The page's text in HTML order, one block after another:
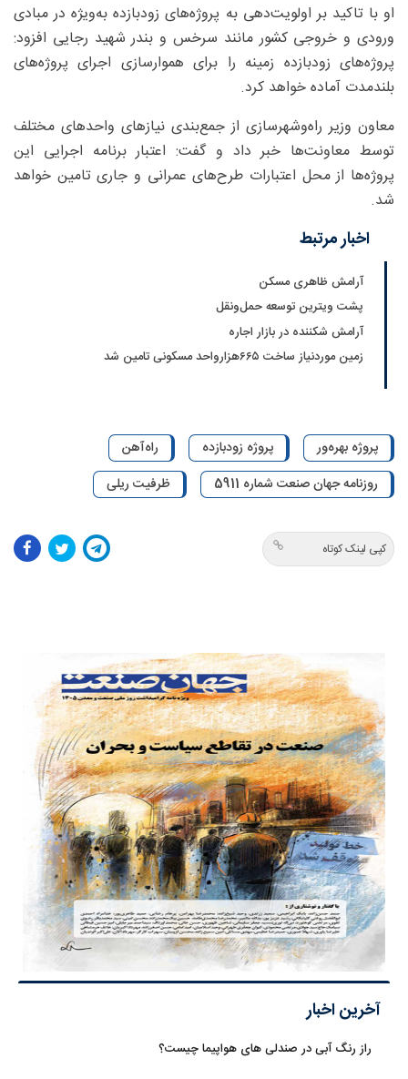
او با تاکید بر اولویت‌دهی به پروژه‌های زودبازده به‌ویژه در مبادی
ورودی و خروجی کشور مانند سرخس و بندر شهید رجایی افزود:
پروژه‌های زودبازده زمینه را برای هموارسازی اجرای پروژه‌های
بلندمدت آماده خواهد کرد.
معاون وزیر راه‌وشهرسازی از جمع‌بندی نیازهای واحدهای مختلف
توسط معاونت‌ها خبر داد و گفت: اعتبار برنامه اجرایی این
پروژه‌ها از محل اعتبارات طرح‌های عمرانی و جاری تامین خواهد
شد.
اخبار مرتبط
آرامش ظاهری مسکن
پشت ویترین توسعه حمل‌ونقل
آرامش شکننده در بازار اجاره
زمین موردنیاز ساخت ۶۶۵هزارواحد مسکونی تامین شد
پروژه بهره‌ور پروژه زودبازده
راه‌آهن
روزنامه جهان صنعت شماره 5911
ظرفیت ریلی
کپی لینک کوتاه
آخرین اخبار
راز رنگ آبی در صندلی های هواپیما چیست؟